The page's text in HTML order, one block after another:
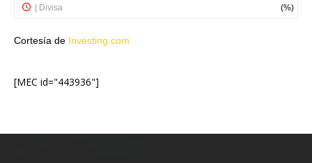
Cortesía de Investing.com
[MEC id="443936"]